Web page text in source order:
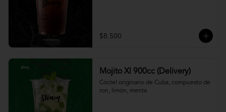
$8.500
Mojito Xl 900cc (Delivery)
Cóctel originario de Cuba, compuesto de
ron, limón, menta